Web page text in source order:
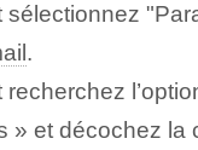
.
» et décochez la